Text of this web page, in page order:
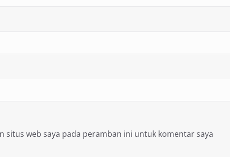
situs web saya pada peramban ini untuk komentar saya